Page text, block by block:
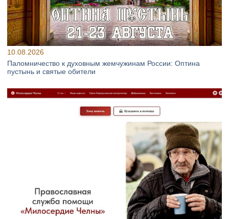
10.08.2026
Паломничество к духовным жемчужинам России: Оптина
пустынь и святые обители